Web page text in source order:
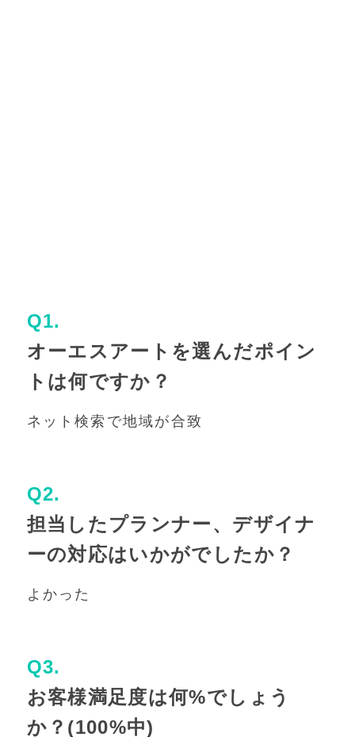
Q1.
オーエスアートを選んだポイン
トは何ですか？
ネット検索で地域が合致
Q2.
担当したプランナー、デザイナ
ーの対応はいかがでしたか？
よかった
Q3.
お客様満足度は何%でしょう
か？(100%中)